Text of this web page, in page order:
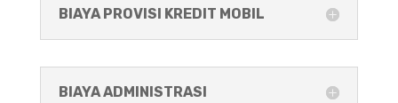
BIAYA PROVISI KREDIT MOBIL
BIAYA ADMINISTRASI